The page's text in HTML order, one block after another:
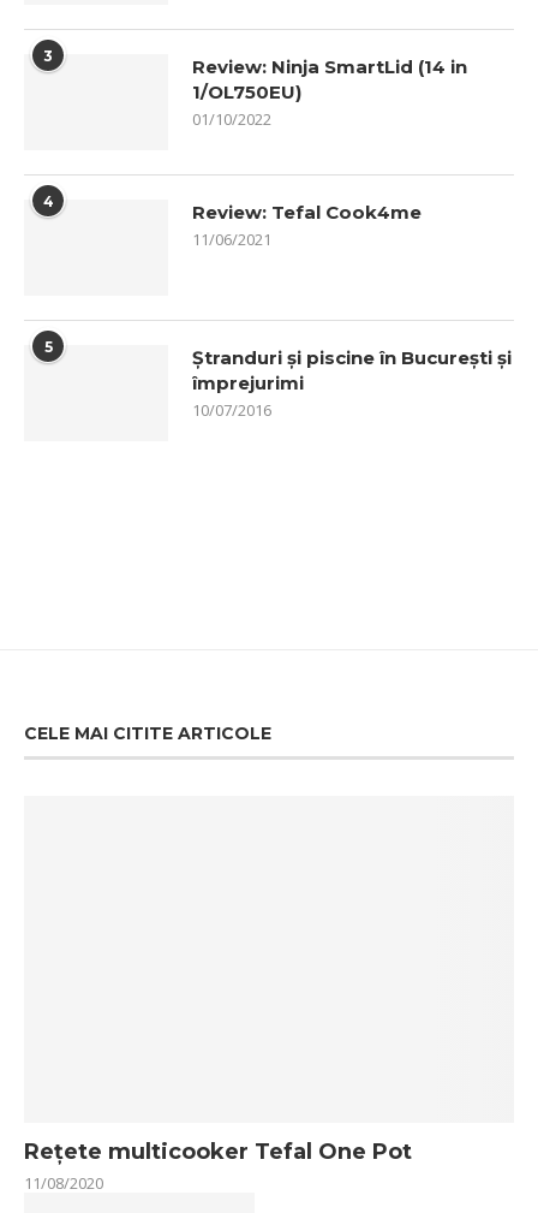
3
Review: Ninja SmartLid (14 in
1/OL750EU)
01/10/2022
4 Review: Tefal Cook4me
11/06/2021
5
Ștranduri și piscine în București și
împrejurimi
10/07/2016
CELE MAI CITITE ARTICOLE
Rețete multicooker Tefal One Pot
11/08/2020